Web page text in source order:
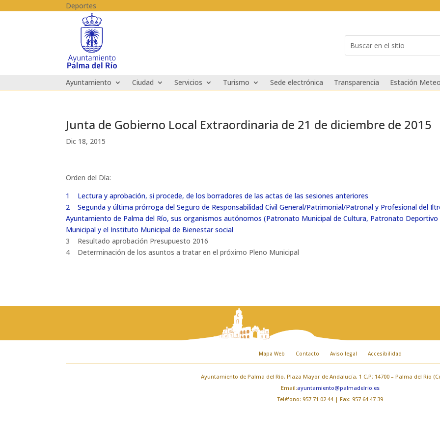
Deportes
for...
Ayuntamiento Ciudad Servicios Turismo Sede electrónica Transparencia Estación
Junta de Gobierno Local Extraordinaria de 21 de diciembre de 2015
Dic 18, 2015
Orden del Día:
1 Lectura y aprobación, si procede, de los borradores de las actas de las sesiones anteriores
2 Segunda y última prórroga del Seguro de Responsabilidad Civil General/Patrimonial/Patronal y Profesional del
Ayuntamiento de Palma del Río, sus organismos autónomos (Patronato Municipal de Cultura, Patronato Deportivo
Municipal y el Instituto Municipal de Bienestar social
3 Resultado aprobación Presupuesto 2016
4 Determinación de los asuntos a tratar en el próximo Pleno Municipal
Mapa Web Contacto Aviso legal Accesibilidad
Ayuntamiento de Palma del Río. Plaza Mayor de Andalucía, 1 C.P: 14700 – Palma del Río
Email:ayuntamiento@palmadelrio.es
Teléfono: 957 71 02 44 | Fax: 957 64 47 39